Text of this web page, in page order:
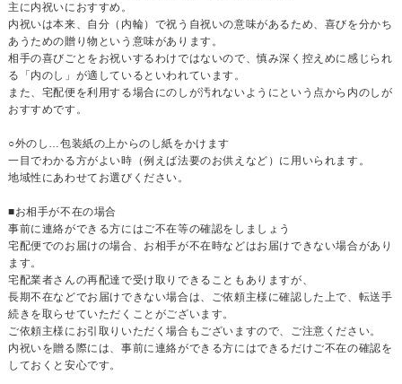
主に内祝いにおすすめ。
内祝いは本来、自分（内輪）で祝う自祝いの意味があるため、喜びを分かち
あうための贈り物という意味があります。
相手の喜びごとをお祝いするわけではないので、慎み深く控えめに感じられ
る「内のし」が適しているといわれています。
また、宅配便を利用する場合にのしが汚れないようにという点から内のしが
おすすめです。
○外のし…包装紙の上からのし紙をかけます
一目でわかる方がよい時（例えば法要のお供えなど）に用いられます。
地域性にあわせてお選びください。
■お相手が不在の場合
事前に連絡ができる方にはご不在等の確認をしましょう
宅配便でのお届けの場合、お相手が不在時などはお届けできない場合があり
ます。
宅配業者さんの再配達で受け取りできることもありますが、
長期不在などでお届けできない場合は、ご依頼主様に確認した上で、転送手
続きを取らせていただくことがございます。
ご依頼主様にお引取りいただく場合もございますので、ご注意ください。
内祝いを贈る際には、事前に連絡ができる方にはできるだけご不在の確認を
しておくと安心です。